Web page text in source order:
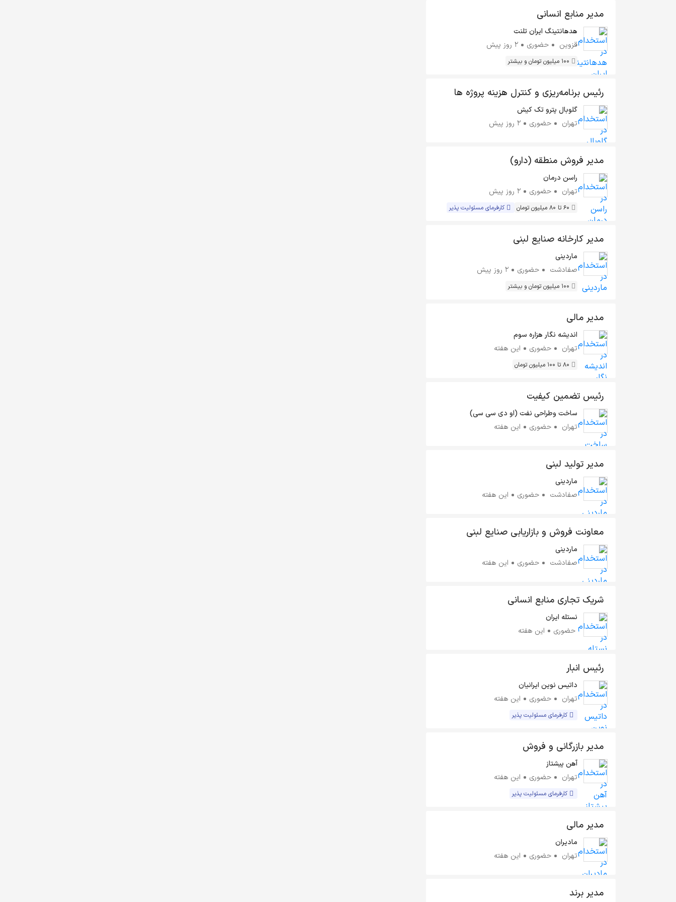
مدیر منابع انسانی
هدهانتینگ ایران تلنت
قزوین
حضوری 2 روز پیش
100 میلیون تومان و بیشتر
رئیس برنامه‌ریزی و کنترل هزینه پروژه ها
گلوبال پترو تک کیش
تهران
حضوری 2 روز پیش
مدیر فروش منطقه (دارو)
راسن درمان
تهران
حضوری 2 روز پیش
60 تا 80 میلیون تومان کارفرمای مسئولیت پذیر
مدیر کارخانه صنایع لبنی
ماردینی
صفادشت
حضوری 2 روز پیش
100 میلیون تومان و بیشتر
مدیر مالی
اندیشه نگار هزاره سوم
تهران
حضوری این هفته
80 تا 100 میلیون تومان
رئیس تضمین کیفیت
ساخت وطراحی نفت (او دی سی سی)
تهران
حضوری این هفته
مدیر تولید لبنی
ماردینی
صفادشت
حضوری این هفته
معاونت فروش و بازاریابی صنایع لبنی
ماردینی
صفادشت
حضوری این هفته
شریک تجاری منابع‌ انسانی
نستله ایران
حضوری
این هفته
رئیس انبار
داتیس نوین ایرانیان
تهران
حضوری این هفته
کارفرمای مسئولیت پذیر
مدیر بازرگانی و فروش
آهن پیشتاز
تهران
حضوری این هفته
کارفرمای مسئولیت پذیر
مدیر مالی
مادیران
تهران
حضوری این هفته
مدیر برند